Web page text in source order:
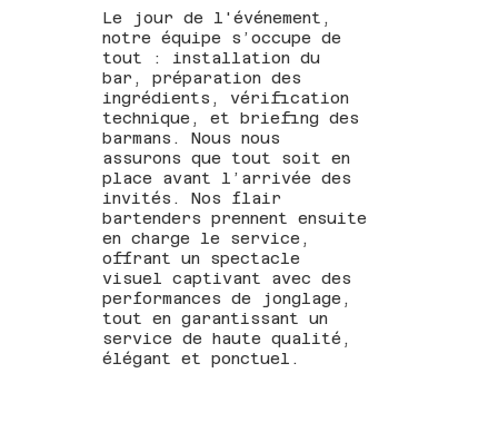
Le jour de l'événement,
notre équipe s’occupe de
tout : installation du
bar, préparation des
ingrédients, vérification
technique, et briefing des
barmans. Nous nous
assurons que tout soit en
place avant l’arrivée des
invités. Nos flair
bartenders prennent ensuite
en charge le service,
offrant un spectacle
visuel captivant avec des
performances de jonglage,
tout en garantissant un
service de haute qualité,
élégant et ponctuel.